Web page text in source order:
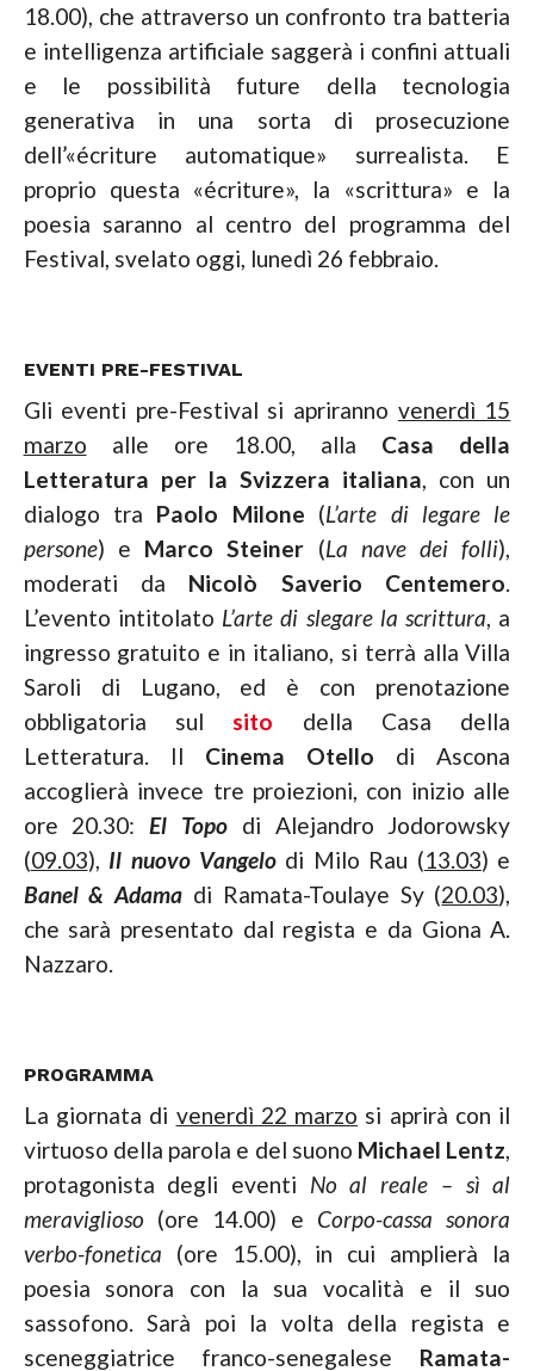
18.00), che attraverso un confronto tra batteria
e intelligenza artificiale saggerà i confini attuali
e le possibilità future della tecnologia
generativa in una sorta di prosecuzione
dell’«écriture automatique» surrealista. E
proprio questa «écriture», la «scrittura» e la
poesia saranno al centro del programma del
Festival, svelato oggi, lunedì 26 febbraio.
EVENTI PRE-FESTIVAL
Gli eventi pre-Festival si apriranno venerdì 15
marzo alle ore 18.00, alla Casa della
Letteratura per la Svizzera italiana, con un
dialogo tra Paolo Milone (L’arte di legare le
persone) e Marco Steiner (La nave dei folli),
moderati da Nicolò Saverio Centemero.
L’evento intitolato L’arte di slegare la scrittura, a
ingresso gratuito e in italiano, si terrà alla Villa
Saroli di Lugano, ed è con prenotazione
obbligatoria sulsito della Casa della
Letteratura. Il Cinema Otello di Ascona
accoglierà invece tre proiezioni, con inizio alle
ore 20.30:El Topo di Alejandro Jodorowsky
(09.03), Il nuovo Vangelo di Milo Rau (13.03) e
Banel & Adama di Ramata-Toulaye Sy (20.03),
che sarà presentato dal regista e da Giona A.
Nazzaro.
PROGRAMMA
La giornata di venerdì 22 marzo si aprirà con il
virtuoso della parola e del suono Michael Lentz,
protagonista degli eventi No al reale – sì al
meraviglioso (ore 14.00) e Corpo-cassa sonora
verbo-fonetica (ore 15.00), in cui amplierà la
poesia sonora con la sua vocalità e il suo
sassofono. Sarà poi la volta della regista e
sceneggiatrice franco-senegalese Ramata-